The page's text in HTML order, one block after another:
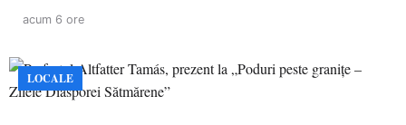
acum 6 ore
LOCALE